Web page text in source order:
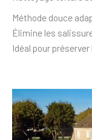
Méthode douce
Élimine les
Idéal pour